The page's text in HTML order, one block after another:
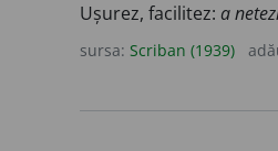
Ușurez, facilitez: a
sursa: Scriban (1939)